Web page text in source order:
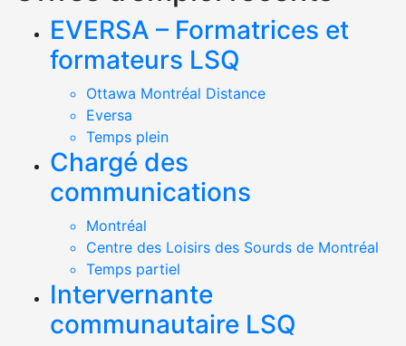
EVERSA – Formatrices et
formateurs LSQ
Ottawa Montréal Distance
Eversa
Temps plein
Chargé des
communications
Montréal
Centre des Loisirs des Sourds de Montréal
Temps partiel
Intervernante
communautaire LSQ